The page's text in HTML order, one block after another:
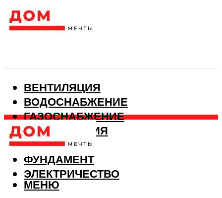
ВЕНТИЛЯЦИЯ
ВОДОСНАБЖЕНИЕ
ГАЗОСНАБЖЕНИЕ
КАНАЛИЗАЦИЯ
ОТОПЛЕНИЕ
ФУНДАМЕНТ
ЭЛЕКТРИЧЕСТВО
МЕНЮ